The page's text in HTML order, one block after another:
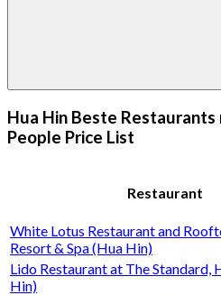
Hua Hin Beste
People Price List
Restaurant
White Lotus Restaurant and
Resort & Spa (Hua Hin)
Lido Restaurant at The Standard,
Hin)